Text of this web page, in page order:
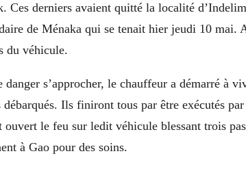
Ces derniers avaient quitté la localité
de Ménaka qui se tenait hier jeudi 10 mai.
du véhicule.
danger s’approcher, le chauffeur a démarré à
débarqués. Ils finiront tous par être exécutés
ouvert le feu sur ledit véhicule blessant trois
à Gao pour des soins.